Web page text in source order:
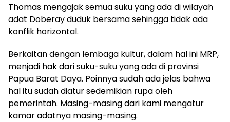
Thomas mengajak semua suku yang ada di wilayah
adat Doberay duduk bersama sehingga tidak ada
konflik horizontal.
Berkaitan dengan lembaga kultur, dalam hal ini MRP,
menjadi hak dari suku-suku yang ada di provinsi
Papua Barat Daya. Poinnya sudah ada jelas bahwa
hal itu sudah diatur sedemikian rupa oleh
pemerintah. Masing-masing dari kami mengatur
kamar adatnya masing-masing.